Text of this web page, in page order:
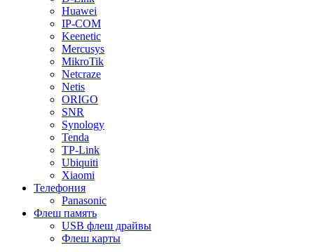
Huawei
IP-COM
Keenetic
Mercusys
MikroTik
Netcraze
Netis
ORIGO
SNR
Synology
Tenda
TP-Link
Ubiquiti
Xiaomi
Телефония
Panasonic
Флеш память
USB флеш драйвы
Флеш карты